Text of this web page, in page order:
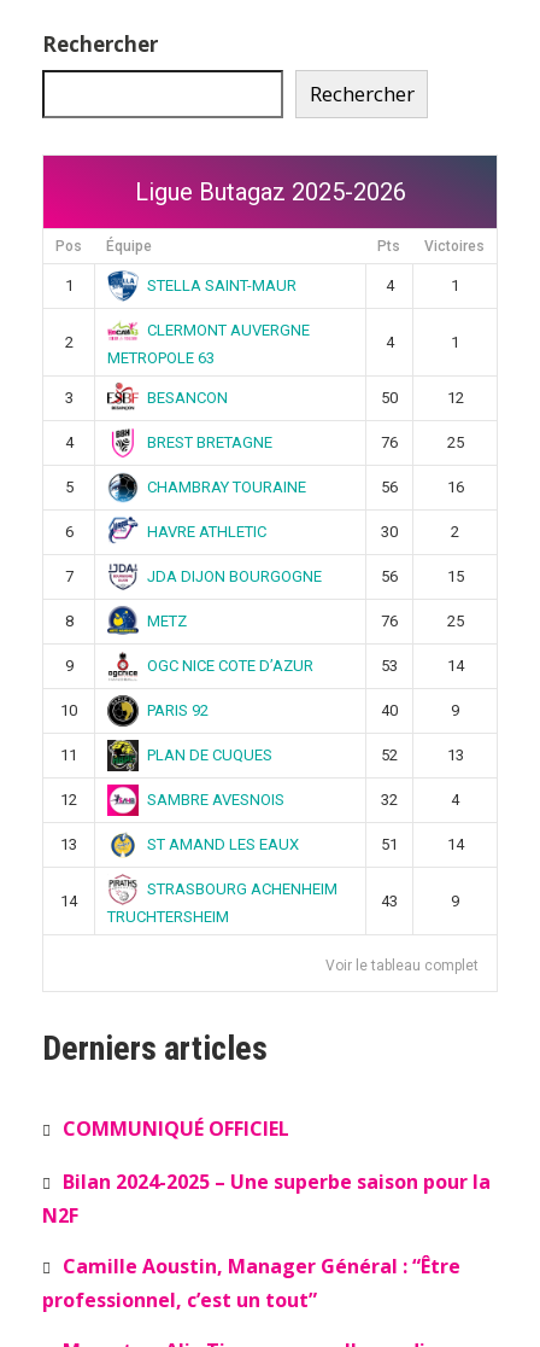
Rechercher
Rechercher
Ligue Butagaz 2025-2026
Pos Équipe Pts Victoires
1 STELLA SAINT-MAUR 4 1
2
CLERMONT AUVERGNE
METROPOLE 63
4 1
3 BESANCON 50 12
4 BREST BRETAGNE 76 25
5 CHAMBRAY TOURAINE 56 16
6 HAVRE ATHLETIC 30 2
7 JDA DIJON BOURGOGNE 56 15
8 METZ 76 25
9 OGC NICE COTE D’AZUR 53 14
10 PARIS 92 40 9
11 PLAN DE CUQUES 52 13
12 SAMBRE AVESNOIS 32 4
13 ST AMAND LES EAUX 51 14
14
STRASBOURG ACHENHEIM
TRUCHTERSHEIM
43 9
Voir le tableau complet
Derniers articles
COMMUNIQUÉ OFFICIEL
Bilan 2024-2025 – Une superbe saison pour la
N2F
Camille Aoustin, Manager Général : “Être
professionnel, c’est un tout”